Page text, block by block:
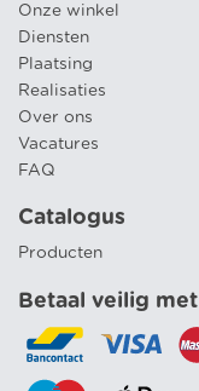
Onze winkel
Diensten
Plaatsing
Realisaties
Over ons
Vacatures
FAQ
Catalogus
Producten
Betaal veilig met